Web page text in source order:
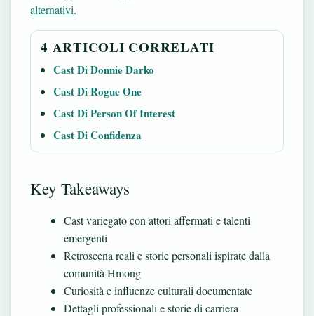
alternativi.
4 ARTICOLI CORRELATI
Cast Di Donnie Darko
Cast Di Rogue One
Cast Di Person Of Interest
Cast Di Confidenza
Key Takeaways
Cast variegato con attori affermati e talenti
emergenti
Retroscena reali e storie personali ispirate dalla
comunità Hmong
Curiosità e influenze culturali documentate
Dettagli professionali e storie di carriera